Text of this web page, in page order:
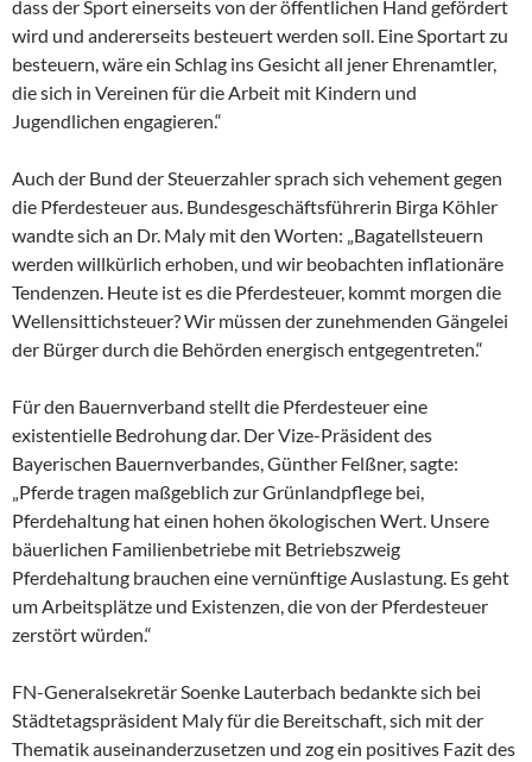
dass der Sport einerseits von der öffentlichen Hand gefördert
wird und andererseits besteuert werden soll. Eine Sportart zu
besteuern, wäre ein Schlag ins Gesicht all jener Ehrenamtler,
die sich in Vereinen für die Arbeit mit Kindern und
Jugendlichen engagieren.“
Auch der Bund der Steuerzahler sprach sich vehement gegen
die Pferdesteuer aus. Bundesgeschäftsführerin Birga Köhler
wandte sich an Dr. Maly mit den Worten: „Bagatellsteuern
werden willkürlich erhoben, und wir beobachten inflationäre
Tendenzen. Heute ist es die Pferdesteuer, kommt morgen die
Wellensittichsteuer? Wir müssen der zunehmenden Gängelei
der Bürger durch die Behörden energisch entgegentreten.“
Für den Bauernverband stellt die Pferdesteuer eine
existentielle Bedrohung dar. Der Vize-Präsident des
Bayerischen Bauernverbandes, Günther Felßner, sagte:
„Pferde tragen maßgeblich zur Grünlandpflege bei,
Pferdehaltung hat einen hohen ökologischen Wert. Unsere
bäuerlichen Familienbetriebe mit Betriebszweig
Pferdehaltung brauchen eine vernünftige Auslastung. Es geht
um Arbeitsplätze und Existenzen, die von der Pferdesteuer
zerstört würden.“
FN-Generalsekretär Soenke Lauterbach bedankte sich bei
Städtetagspräsident Maly für die Bereitschaft, sich mit der
Thematik auseinanderzusetzen und zog ein positives Fazit des